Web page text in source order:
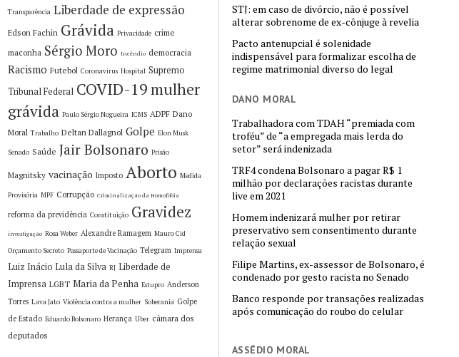
STJ: em caso de divórcio, não é possível
alterar sobrenome de ex-cônjuge à revelia
Pacto antenupcial é solenidade
indispensável para formalizar escolha de
regime matrimonial diverso do legal
DANO MORAL
Trabalhadora com TDAH “premiada com
troféu” de “a empregada mais lerda do
setor” será indenizada
TRF4 condena Bolsonaro a pagar R$ 1
milhão por declarações racistas durante
live em 2021
Homem indenizará mulher por retirar
preservativo sem consentimento durante
relação sexual
Filipe Martins, ex-assessor de Bolsonaro, é
condenado por gesto racista no Senado
Banco responde por transações realizadas
após comunicação do roubo do celular
ASSÉDIO MORAL
Transparência Liberdade de expressão
Edson Fachin Grávida Privacidade crime
maconha Sérgio Moro Incêndio democracia
Racismo Futebol Coronavirus Hospital Supremo
Tribunal Federal COVID-19mulher
grávida Paulo Sérgio Nogueira ICMS ADPF Dano
Moral Trabalho Deltan Dallagnol Golpe Elon Musk
Senado Saúde Jair Bolsonaro Prisão
Magnitsky vacinação Imposto Aborto Medida
Provisória MPF Corrupção Criminalização da Homofobia
reforma da previdência Constituição Gravidez
investigação Rosa Weber Alexandre Ramagem Mauro Cid
Orçamento Secreto Passaporte de Vacinação Telegram Imprensa
Luiz Inácio Lula da Silva RJ Liberdade de
Imprensa LGBT Maria da Penha Estupro Anderson
Torres Lava Jato Violência contra a mulher Soberania Golpe
de Estado Eduardo Bolsonaro Herança Uber câmara dos
deputados